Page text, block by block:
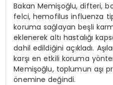
Bakan Memişoğlu, difteri,
felci, hemofilus influenza tip
koruma sağlayan beşli
eklenerek altı hastalığı
dahil edildiğini açıkladı.
karşı en etkili koruma
Memişoğlu, toplumun aşı
önemine değindi.